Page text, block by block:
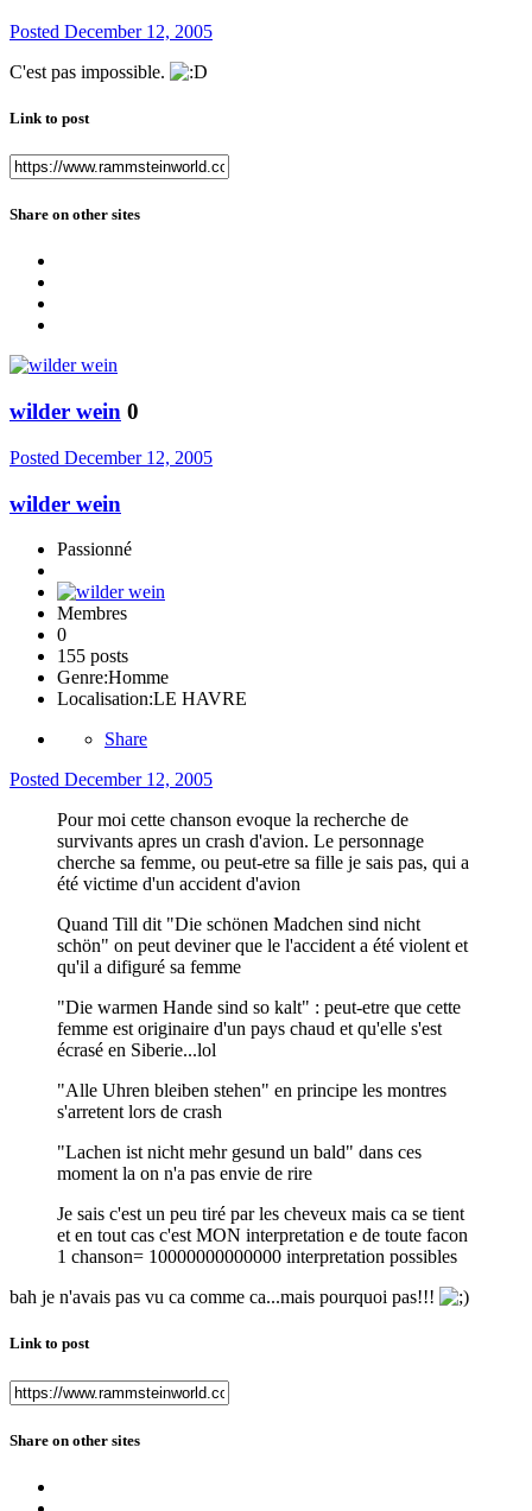
Posted December 12, 2005
C'est pas impossible.
Link to post
Share on other sites
wilder wein 0
Posted December 12, 2005
wilder wein
Passionné
Membres
0
155 posts
Genre:Homme
Localisation:LE HAVRE
Share
Posted December 12, 2005
Pour moi cette chanson evoque la recherche de
survivants apres un crash d'avion. Le personnage
cherche sa femme, ou peut-etre sa fille je sais pas, qui a
été victime d'un accident d'avion
Quand Till dit "Die schönen Madchen sind nicht
schön" on peut deviner que le l'accident a été violent et
qu'il a difiguré sa femme
"Die warmen Hande sind so kalt" : peut-etre que cette
femme est originaire d'un pays chaud et qu'elle s'est
écrasé en Siberie...lol
"Alle Uhren bleiben stehen" en principe les montres
s'arretent lors de crash
"Lachen ist nicht mehr gesund un bald" dans ces
moment la on n'a pas envie de rire
Je sais c'est un peu tiré par les cheveux mais ca se tient
et en tout cas c'est MON interpretation e de toute facon
1 chanson= 10000000000000 interpretation possibles
bah je n'avais pas vu ca comme ca...mais pourquoi pas!!!
Link to post
Share on other sites